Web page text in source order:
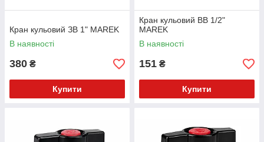
Кран кульовий ЗВ 1" MAREK
В наявності
380 ₴
Купити
Кран кульовий ВВ 1/2"
MAREK
В наявності
151 ₴
Купити